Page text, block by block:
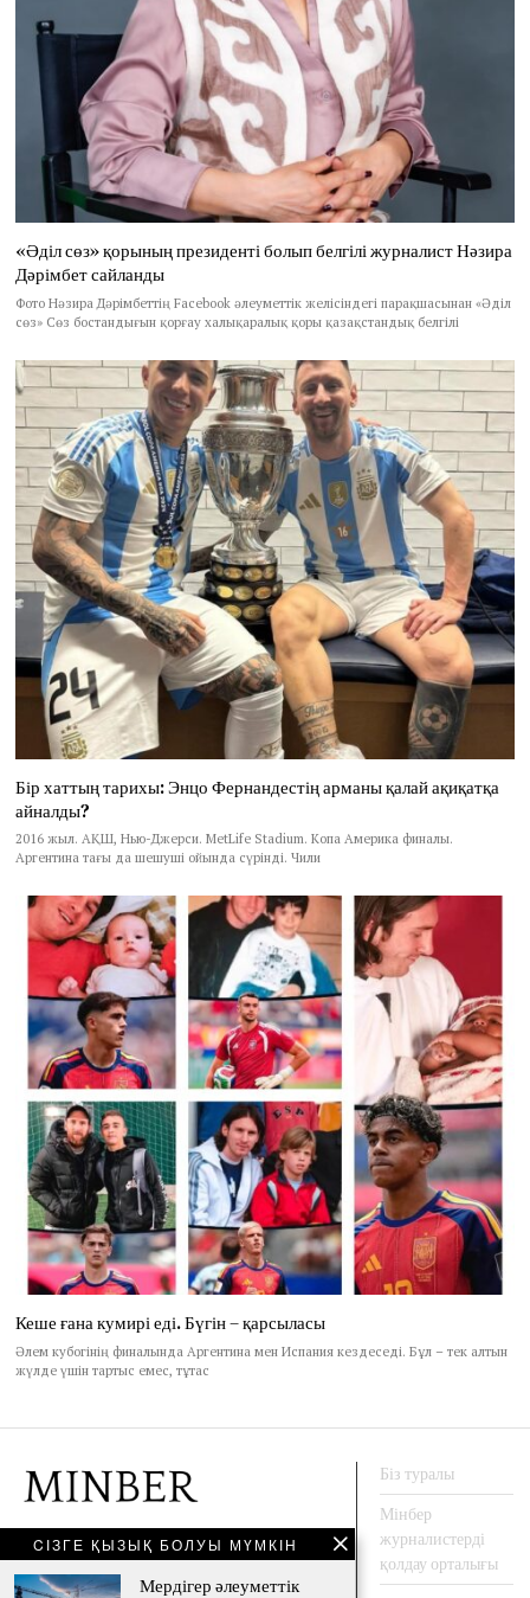
«Әділ сөз» қорының президенті болып белгілі журналист Нәзира
Дәрімбет сайланды
Фото Нәзира Дәрімбеттің Facebook әлеуметтік желісіндегі парақшасынан «Әділ
сөз» Сөз бостандығын қорғау халықаралық қоры қазақстандық белгілі
Бір хаттың тарихы: Энцо Фернандестің арманы қалай ақиқатқа
айналды?
2016 жыл. АҚШ, Нью-Джерси. MetLife Stadium. Копа Америка финалы.
Аргентина тағы да шешуші ойында сүрінді. Чили
Кеше ғана кумирі еді. Бүгін – қарсыласы
Әлем кубогінің финалында Аргентина мен Испания кездеседі. Бұл – тек алтын
жүлде үшін тартыс емес, тұтас
CІЗГЕ ҚЫЗЫҚ БОЛУЫ МҮМКІН
Мердігер әлеуметтік
АҚПАРАТ АГЕНТТЕГІ
Біз туралы
Мінбер
журналистерді
қолдау орталығы